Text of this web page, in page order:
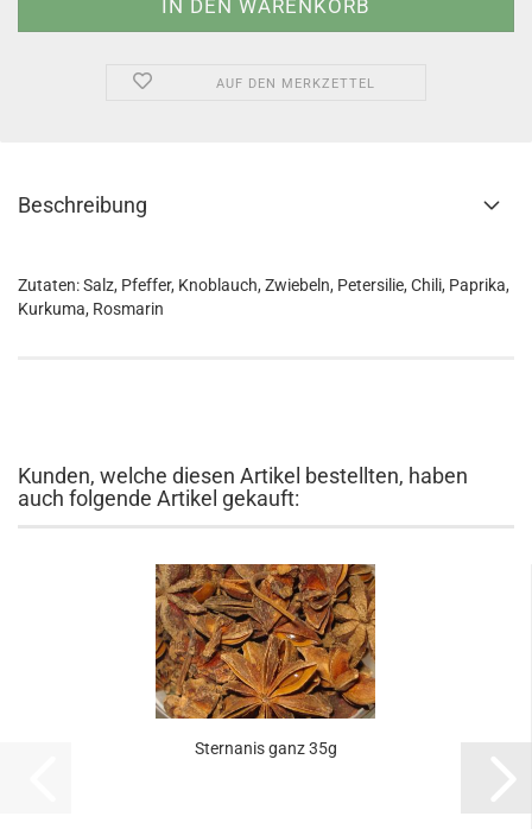
AUF DEN MERKZETTEL
Beschreibung
Zutaten: Salz, Pfeffer, Knoblauch, Zwiebeln, Petersilie, Chili, Paprika,
Kurkuma, Rosmarin
Kunden, welche diesen Artikel bestellten, haben
auch folgende Artikel gekauft:
Sternanis ganz 35g